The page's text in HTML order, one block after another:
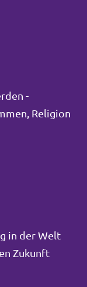
-
Religion
in der Welt
Zukunft